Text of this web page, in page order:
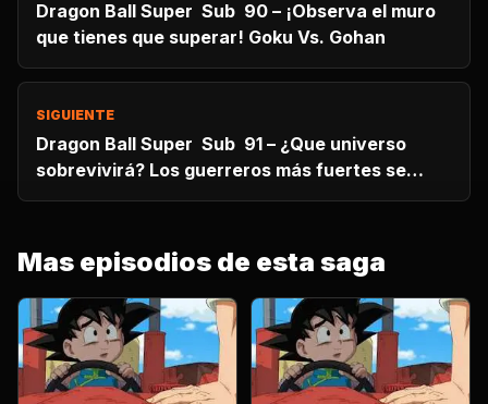
Dragon Ball Super Sub 90 – ¡Observa el muro
que tienes que superar! Goku Vs. Gohan
SIGUIENTE
Dragon Ball Super Sub 91 – ¿Que universo
sobrevivirá? Los guerreros más fuertes se
reunen
Mas episodios de esta saga